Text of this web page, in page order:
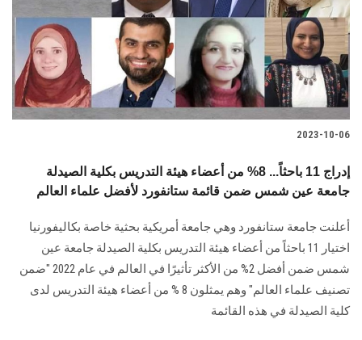
2023-10-06
إدراج 11 باحثاً... 8% من أعضاء هيئة التدريس بكلية الصيدلة
جامعة عين شمس ضمن قائمة ستانفورد لأفضل علماء العالم
أعلنت جامعة ستانفورد وهي جامعة أمريكية بحثية خاصة بكاليفورنيا
اختيار 11 باحثاً من أعضاء هيئة التدريس بكلية الصيدلة جامعة عين
شمس ضمن أفضل 2% من الأكثر تأثيرًا في العالم في عام 2022 "ضمن
تصنيف علماء العالم" وهم يمثلون 8 % من أعضاء هيئة التدريس لدى
كلية الصيدلة في هذه القائمة